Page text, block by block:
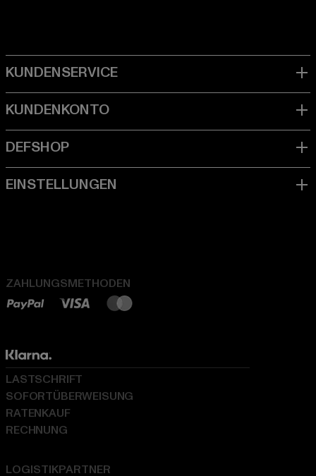
ZAHLUNGSMETHODEN
LOGISTIKPARTNER
LASTSCHRIFT
SOFORTÜBERWEISUNG
RATENKAUF
RECHNUNG